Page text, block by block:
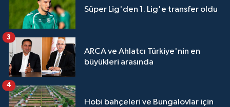
Süper Lig'den 1. Lig'e transfer oldu
ARCA ve Ahlatcı Türkiye'nin en
büyükleri arasında
3
Hobi bahçeleri ve Bungalovlar için
4